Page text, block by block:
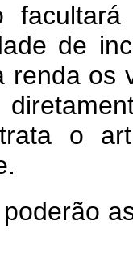
de
renda os
o
poderão